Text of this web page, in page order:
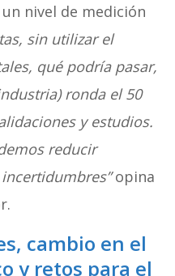
nivel de medición
sin utilizar el
qué podría pasar,
ronda el 50
y estudios.
reducir
opina
cambio en el
y retos para el